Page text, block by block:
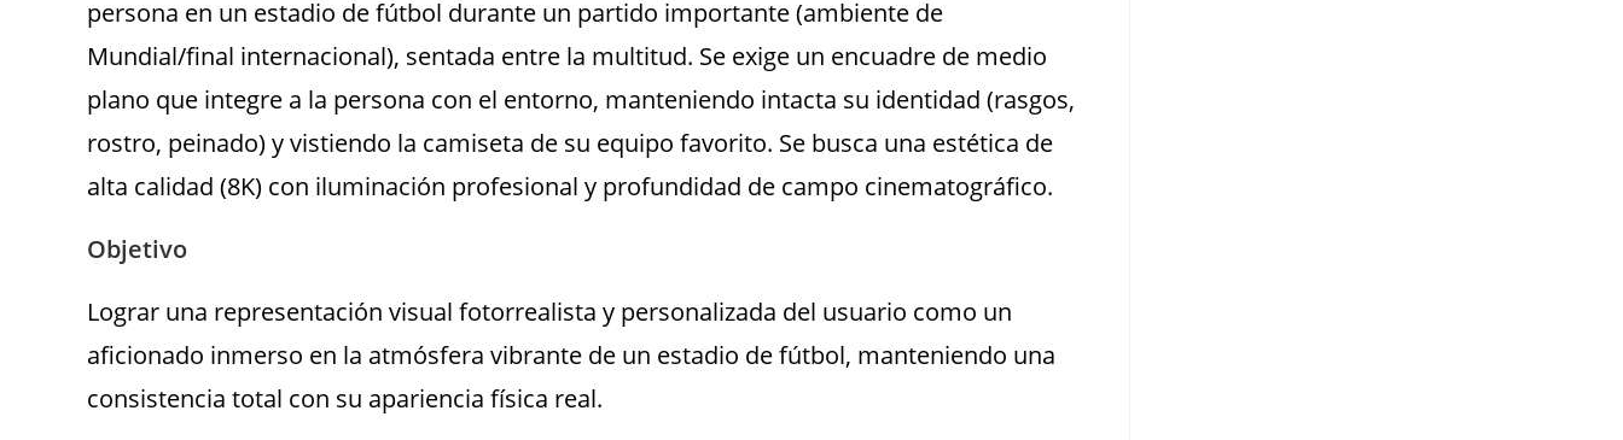
persona en un estadio de fútbol durante un partido importante (ambiente de
Mundial/final internacional), sentada entre la multitud. Se exige un encuadre de medio
plano que integre a la persona con el entorno, manteniendo intacta su identidad (rasgos,
rostro, peinado) y vistiendo la camiseta de su equipo favorito. Se busca una estética de
alta calidad (8K) con iluminación profesional y profundidad de campo cinematográfico.
Objetivo
Lograr una representación visual fotorrealista y personalizada del usuario como un
aficionado inmerso en la atmósfera vibrante de un estadio de fútbol, manteniendo una
consistencia total con su apariencia física real.